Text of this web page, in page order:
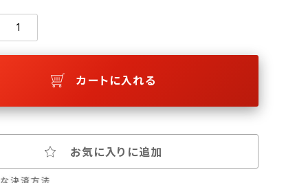
カートに入れる
お気に入りに追加